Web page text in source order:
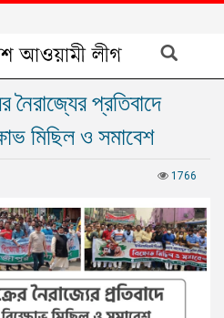
নৈরাজ্যের প্রতিবাদে
মিছিল ও সমাবেশ
1766